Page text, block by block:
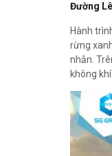
Đường
Hành
rừng
nhẫn.
không